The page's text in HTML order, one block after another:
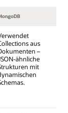
aus
–
ähnliche
mit